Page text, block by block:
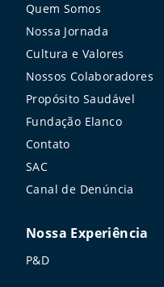
Quem Somos
Nossa Jornada
Cultura e Valores
Nossos Colaboradores
Propósito Saudável
Fundação Elanco
Contato
SAC
Canal de Denúncia
Nossa Experiência
P&D